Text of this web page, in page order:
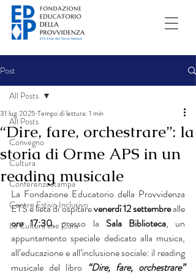
Post
All Posts
Convegno
Cultura
Conferenza stampa
Centro Estivo Inclusivo
La Cultura che Cura
All Posts
“Dire, fare, orchestrare”: la
storia di Orme APS in un
reading musicale
31 lug 2025 Tempo di lettura: 1 min
La Fondazione Educatorio della Provvidenza
ETS è lieta di ospitare venerdì 12 settembre
ore 17:30, presso la Sala Biblioteca, un
appuntamento speciale dedicato alla musica,
all’educazione e all’inclusione sociale: il reading
musicale del libro “Dire, fare, orchestrare”